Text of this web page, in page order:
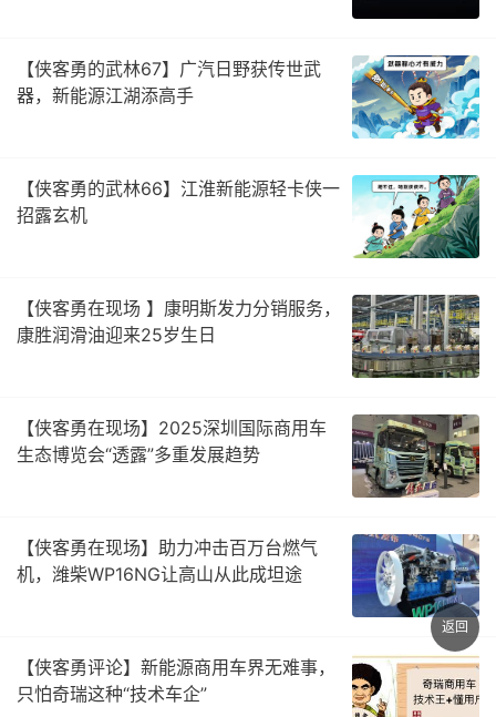
【侠客勇的武林67】广汽日野获传世武
器，新能源江湖添高手
【侠客勇的武林66】江淮新能源轻卡侠一
招露玄机
【侠客勇在现场 】康明斯发力分销服务，
康胜润滑油迎来25岁生日
【侠客勇在现场】2025深圳国际商用车
生态博览会“透露”多重发展趋势
【侠客勇在现场】助力冲击百万台燃气
机，潍柴WP16NG让高山从此成坦途
【侠客勇评论】新能源商用车界无难事，
只怕奇瑞这种“技术车企”
返回